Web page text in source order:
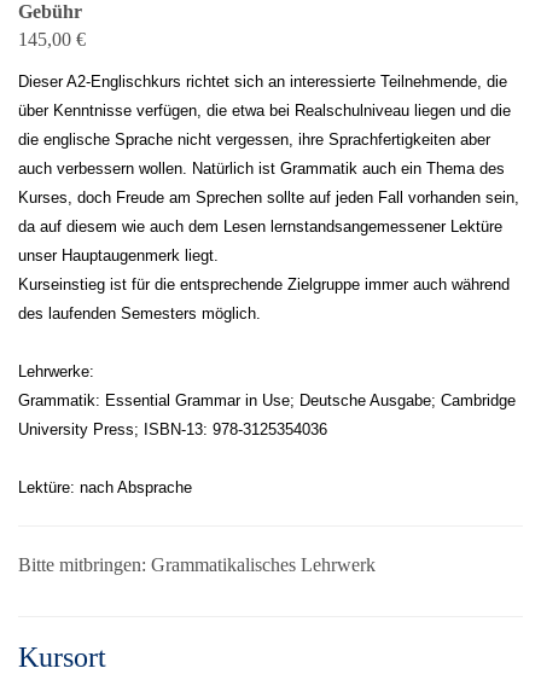
Gebühr
145,00 €
Dieser A2-Englischkurs richtet sich an interessierte Teilnehmende, die
über Kenntnisse verfügen, die etwa bei Realschulniveau liegen und die
die englische Sprache nicht vergessen, ihre Sprachfertigkeiten aber
auch verbessern wollen. Natürlich ist Grammatik auch ein Thema des
Kurses, doch Freude am Sprechen sollte auf jeden Fall vorhanden sein,
da auf diesem wie auch dem Lesen lernstandsangemessener Lektüre
unser Hauptaugenmerk liegt.
Kurseinstieg ist für die entsprechende Zielgruppe immer auch während
des laufenden Semesters möglich.
Lehrwerke:
Grammatik: Essential Grammar in Use; Deutsche Ausgabe; Cambridge
University Press; ISBN-13: 978-3125354036
Lektüre: nach Absprache
Bitte mitbringen: Grammatikalisches Lehrwerk
Kursort